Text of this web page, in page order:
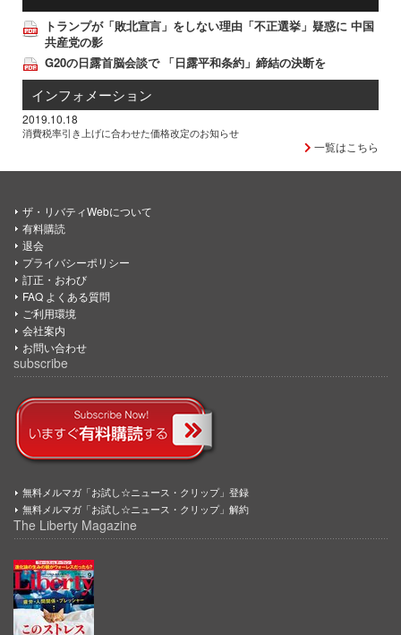
トランプが「敗北宣言」をしない理由「不正選挙」疑惑に 中国
共産党の影
G20の日露首脳会談で 「日露平和条約」締結の決断を
インフォメーション
2019.10.18
消費税率引き上げに合わせた価格改定のお知らせ
一覧はこちら
ザ・リバティWebについて
有料購読
退会
プライバシーポリシー
訂正・おわび
FAQ よくある質問
ご利用環境
会社案内
お問い合わせ
subscribe
無料メルマガ「お試し☆ニュース・クリップ」登録
無料メルマガ「お試し☆ニュース・クリップ」解約
The Liberty Magazine